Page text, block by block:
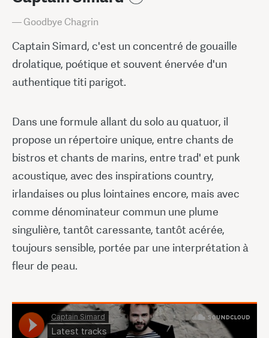
— Goodbye Chagrin
Captain Simard, c'est un concentré de gouaille
drolatique, poétique et souvent énervée d'un
authentique titi parigot.
Dans une formule allant du solo au quatuor, il
propose un répertoire unique, entre chants de
bistros et chants de marins, entre trad' et punk
acoustique, avec des inspirations country,
irlandaises ou plus lointaines encore, mais avec
comme dénominateur commun une plume
singulière, tantôt caressante, tantôt acérée,
toujours sensible, portée par une interprétation à
fleur de peau.